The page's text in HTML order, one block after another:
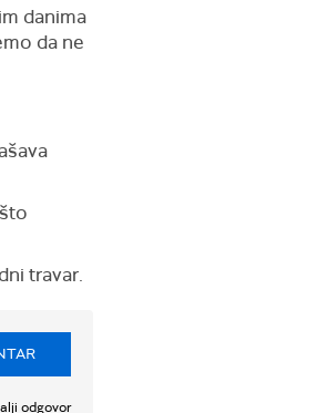
danima
da ne
travar.
odgovor